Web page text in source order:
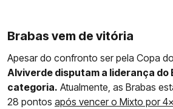
Brabas vem de vitória
Apesar do confronto ser pela Copa
Alviverde disputam a liderança do
categoria. Atualmente, as Brabas
28 pontos após vencer o Mixto por